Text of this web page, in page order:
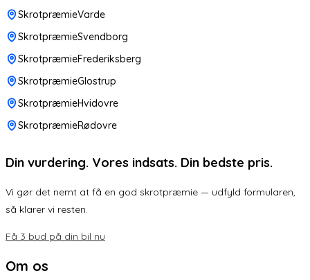
SkrotpræmieVarde
SkrotpræmieSvendborg
SkrotpræmieFrederiksberg
SkrotpræmieGlostrup
SkrotpræmieHvidovre
SkrotpræmieRødovre
Din vurdering. Vores indsats. Din bedste pris.
Vi gør det nemt at få en god skrotpræmie — udfyld formularen,
så klarer vi resten.
Få 3 bud på din bil nu
Om os